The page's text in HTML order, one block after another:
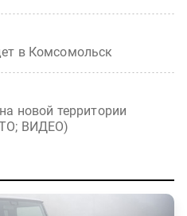
в Комсомольск
новой территории
ВИДЕО)